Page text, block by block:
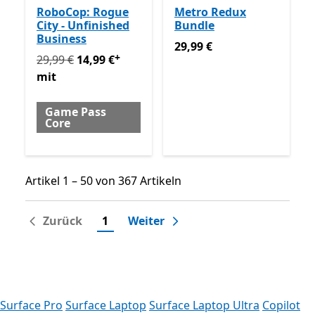
RoboCop: Rogue
City - Unfinished
Business
Ursprünglich 29,99 € jetzt 14,99 € mit Game Pass
29,99 € 14,99 €+
mit
Game Pass
Core
Metro Redux
Bundle
29,99 €
29,99 €
Artikel 1 – 50 von 367 Artikeln
Artikel 1 – 50 von 367 Artikeln
Zurück 1 Weiter
Surface Pro Surface Laptop Surface Laptop Ultra Copilot